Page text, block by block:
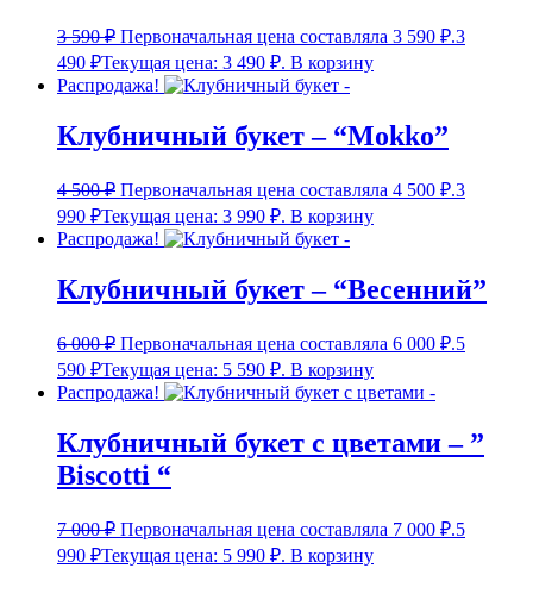
3 590₽ Первоначальная цена составляла 3 590 ₽.3
490 ₽Текущая цена: 3 490 ₽. В корзину
Распродажа!
Клубничный букет – “Mokko”
4 500₽ Первоначальная цена составляла 4 500 ₽.3
990 ₽Текущая цена: 3 990 ₽. В корзину
Распродажа!
Клубничный букет – “Весенний”
6 000₽ Первоначальная цена составляла 6 000 ₽.5
590 ₽Текущая цена: 5 590 ₽. В корзину
Распродажа!
Клубничный букет с цветами – ”
Biscotti “
7 000₽ Первоначальная цена составляла 7 000 ₽.5
990 ₽Текущая цена: 5 990 ₽. В корзину